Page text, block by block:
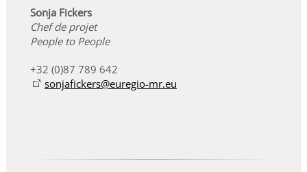
Sonja Fickers
Chef de projet
People to People
+32 (0)87 789 642
sonjafickers@euregio-mr.eu